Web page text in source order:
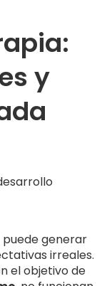
y
puede generar
irreales.
el objetivo de